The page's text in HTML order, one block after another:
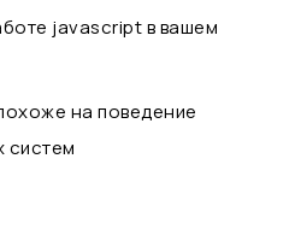
javascript в вашем
на поведение
систем